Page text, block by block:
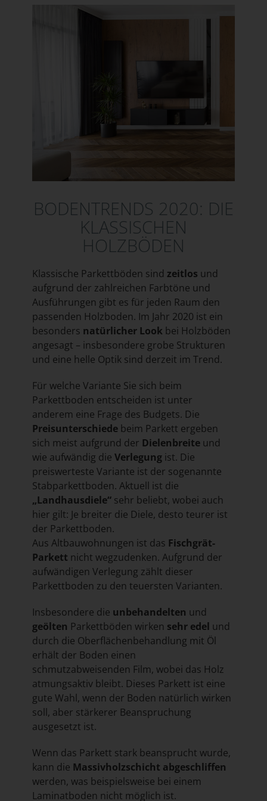
BODENTRENDS 2020: DIE
KLASSISCHEN
HOLZBÖDEN
Klassische Parkettböden sind zeitlos und
aufgrund der zahlreichen Farbtöne und
Ausführungen gibt es für jeden Raum den
passenden Holzboden. Im Jahr 2020 ist ein
besonders natürlicher Look bei Holzböden
angesagt – insbesondere grobe Strukturen
und eine helle Optik sind derzeit im Trend.
Für welche Variante Sie sich beim
Parkettboden entscheiden ist unter
anderem eine Frage des Budgets. Die
Preisunterschiedebeim Parkett ergeben
sich meist aufgrund der Dielenbreiteund
wie aufwändig die Verlegungist. Die
preiswerteste Variante ist der sogenannte
Stabparkettboden. Aktuell ist die
„Landhausdiele“sehr beliebt, wobei auch
hier gilt: Je breiter die Diele, desto teurer ist
der Parkettboden.
Aus Altbauwohnungen ist das Fischgrät-
Parkett nicht wegzudenken. Aufgrund der
aufwändigen Verlegung zählt dieser
Parkettboden zu den teuersten Varianten.
Insbesondere die unbehandelten und
geölten Parkettböden wirken sehr edel und
durch die Oberflächenbehandlung mit Öl
erhält der Boden einen
schmutzabweisenden Film, wobei das Holz
atmungsaktiv bleibt. Dieses Parkett ist eine
gute Wahl, wenn der Boden natürlich wirken
soll, aber stärkerer Beanspruchung
ausgesetzt ist.
Wenn das Parkett stark beansprucht wurde,
kann die Massivholzschicht abgeschliffen
werden, was beispielsweise bei einem
Laminatboden nicht möglich ist.